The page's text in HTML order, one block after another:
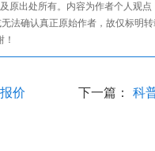
原出处所有。内容为作者个人观
法确认真正原始作者，故仅标明
价 下一篇： 科